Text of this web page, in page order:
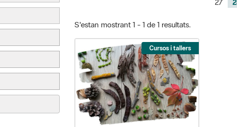
27
S'estan mostrant 1 - 1 de 1 resultats.
Cursos i tallers